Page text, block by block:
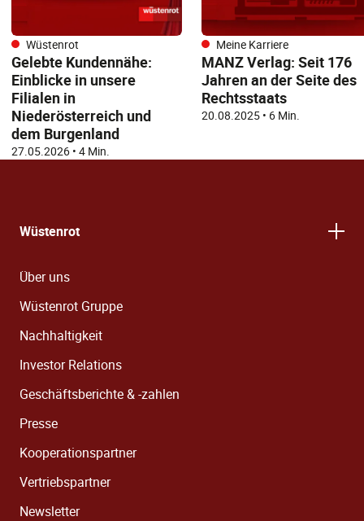
Wüstenrot
Gelebte Kundennähe:
Einblicke in unsere
Filialen in
Niederösterreich und
dem Burgenland
27.05.2026• 4 Min.
Meine Karriere
MANZ Verlag: Seit 176
Jahren an der Seite des
Rechtsstaats
20.08.2025 • 6 Min.
Wüstenrot
Über uns
Wüstenrot Gruppe
Nachhaltigkeit
Investor Relations
Geschäftsberichte & -zahlen
Presse
Kooperationspartner
Vertriebspartner
Newsletter